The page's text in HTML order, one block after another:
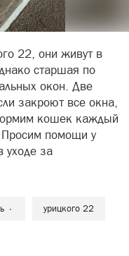
22, они живут в
старшая по
окон. Две
закроют все окна,
кошек каждый
Просим помощи у
уходе за
урицкого 22